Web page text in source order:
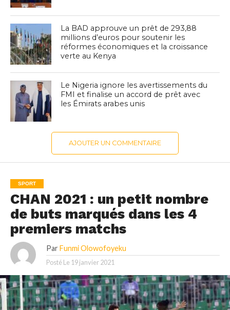
La BAD approuve un prêt de 293,88
millions d’euros pour soutenir les
réformes économiques et la croissance
verte au Kenya
Le Nigeria ignore les avertissements du
FMI et finalise un accord de prêt avec
les Émirats arabes unis
AJOUTER UN COMMENTAIRE
SPORT
CHAN 2021 : un petit nombre
de buts marqués dans les 4
premiers matchs
Par Funmi Olowofoyeku
Posté Le 19 janvier 2021